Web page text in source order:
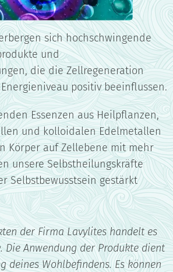
sich hochschwingende
und
die die Zellregeneration
positiv beeinflussen.
Essenzen aus Heilpflanzen,
und kolloidalen Edelmetallen
Körper auf Zellebene mit mehr
unsere Selbstheilungskräfte
Selbstbewusstsein gestärkt
der Firma Lavylites handelt es
Die Anwendung der Produkte dient
deines Wohlbefindens. Es können